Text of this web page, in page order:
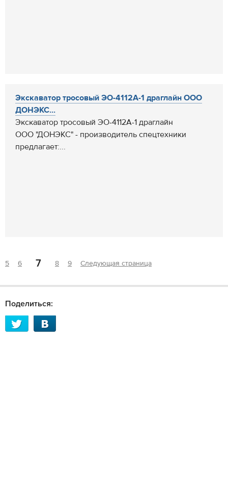
Экскаватор тросовый ЭО-4112А-1 драглайн ООО
ДОНЭКС...
Экскаватор тросовый ЭО-4112А-1 драглайн
ООО "ДОНЭКС" - производитель спецтехники
предлагает:...
5 6 7 8 9 Следующая страница
Поделиться: